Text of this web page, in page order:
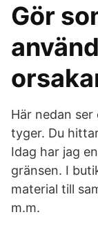
Gör
Här nedan
tyger. Du
Idag har jag
gränsen. I
material till
m.m.